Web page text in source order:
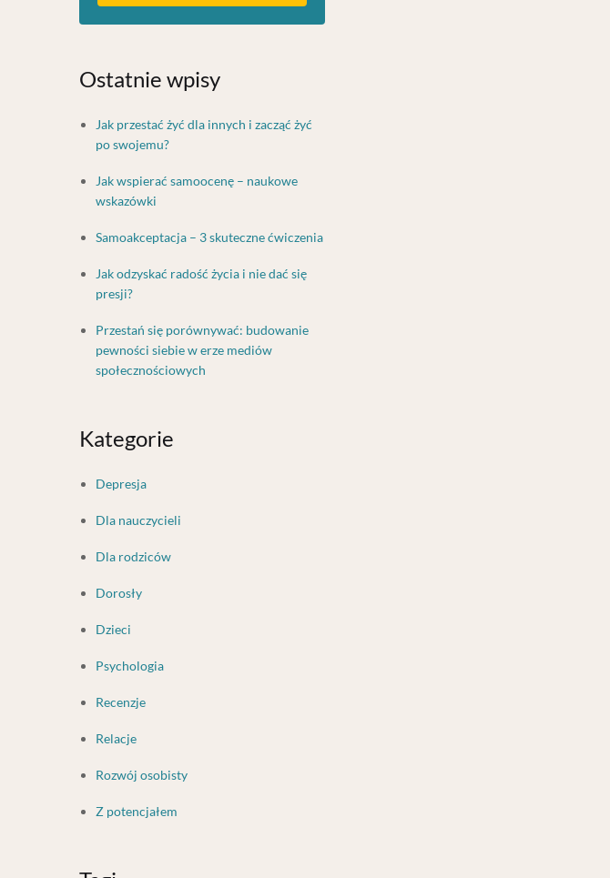
Ostatnie wpisy
Jak przestać żyć dla innych i zacząć żyć
po swojemu?
Jak wspierać samoocenę – naukowe
wskazówki
Samoakceptacja – 3 skuteczne ćwiczenia
Jak odzyskać radość życia i nie dać się
presji?
Przestań się porównywać: budowanie
pewności siebie w erze mediów
społecznościowych
Kategorie
Depresja
Dla nauczycieli
Dla rodziców
Dorosły
Dzieci
Psychologia
Recenzje
Relacje
Rozwój osobisty
Z potencjałem